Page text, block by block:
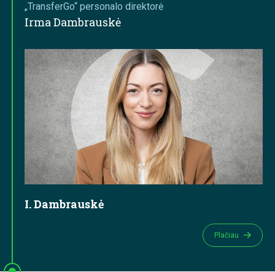
„TransferGo“ personalo direktorė
Irma Dambrauskė
I. Dambrauskė
Plačiau